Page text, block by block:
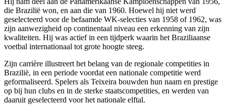
die Brazilië won, en aan die van 1960. Hoewel hij niet werd
geselecteerd voor de befaamde WK-selecties van 1958 of 1962, was
zijn aanwezigheid op continentaal niveau een erkenning van zijn
kwaliteiten. Hij was actief in een tijdperk waarin het Braziliaanse
voetbal internationaal tot grote hoogte steeg.
Zijn carrière illustreert het belang van de regionale competities in
Brazilië, in een periode voordat een nationale competitie werd
geformaliseerd. Spelers als Teixeira bouwden hun naam en prestige
op bij hun clubs en in de sterke staatscompetities, en werden van
daaruit geselecteerd voor het nationale elftal.